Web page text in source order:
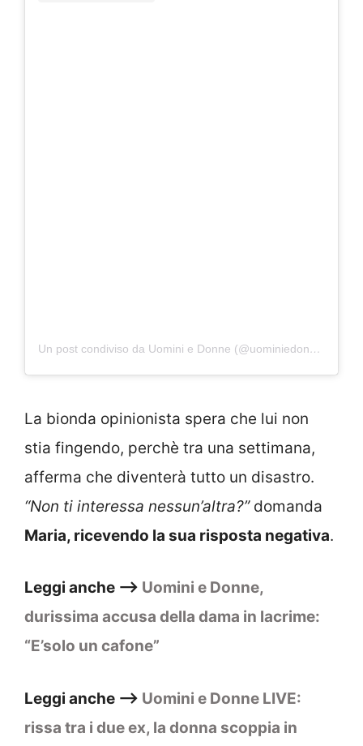
Un post condiviso da Uomini e Donne (@uominiedonne)
La bionda opinionista spera che lui non
stia fingendo, perchè tra una settimana,
afferma che diventerà tutto un disastro.
“Non ti interessa nessun’altra?”domanda
Maria, ricevendo la sua risposta negativa.
Leggi anche –> Uomini e Donne,
durissima accusa della dama in lacrime:
“E’solo un cafone”
Leggi anche –> Uomini e Donne LIVE:
rissa tra i due ex, la donna scoppia in